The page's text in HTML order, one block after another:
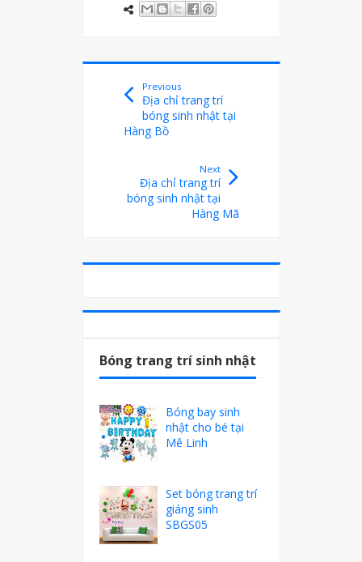
Previous
Địa chỉ trang trí
bóng sinh nhật tại
Hàng Bồ
Next
Địa chỉ trang trí
bóng sinh nhật tại
Hàng Mã
Bóng trang trí sinh nhật
Bóng bay sinh
nhật cho bé tại
Mê Linh
Set bóng trang trí
giáng sinh
SBGS05